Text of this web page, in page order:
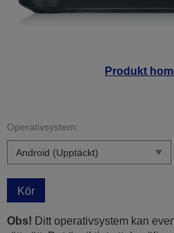
Produkt
Operativsystem:
Kör
Obs! Ditt operativsystem kan